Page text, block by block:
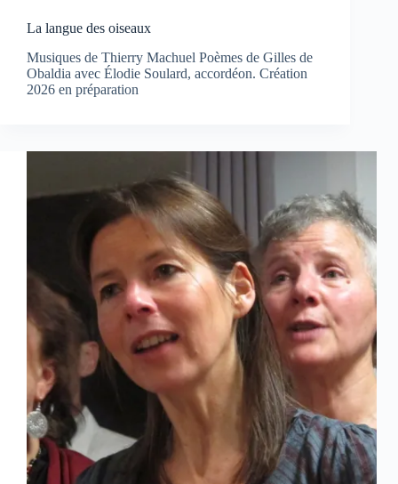
La langue des oiseaux
Musiques de Thierry Machuel Poèmes de Gilles de
Obaldia avec Élodie Soulard, accordéon. Création
2026 en préparation